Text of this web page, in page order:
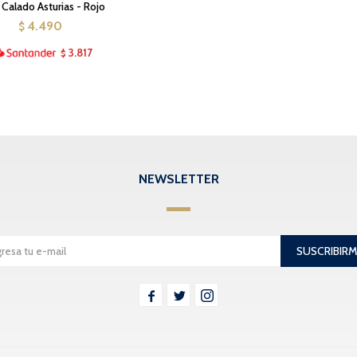
Asturias - Rojo
$ 4.490
$ 3.817
NEWSLETTER
  